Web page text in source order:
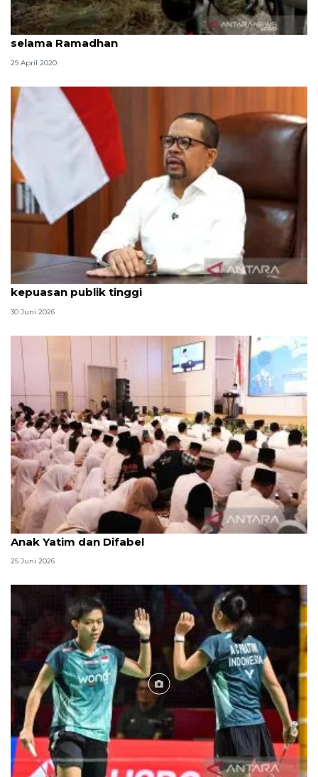
Permintaan pasokan sapi dari luar NTT meningkat
selama Ramadhan
29 April 2020
Qodari: Pemerintah tak puas diri meski tingkat
kepuasan publik tinggi
30 Juni 2026
Menag jadikan setiap 10 Muharam sebagai Lebaran
Anak Yatim dan Difabel
25 Juni 2026